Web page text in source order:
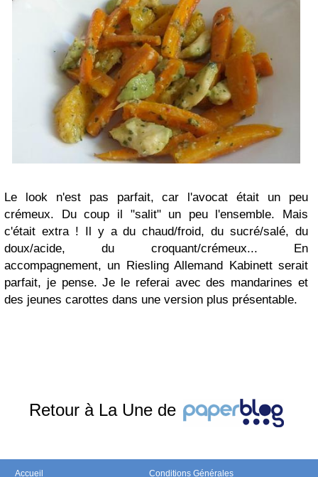
Le look n'est pas parfait, car l'avocat était un peu
crémeux. Du coup il "salit" un peu l'ensemble. Mais
c'était extra ! Il y a du chaud/froid, du sucré/salé, du
doux/acide, du croquant/crémeux... En
accompagnement, un Riesling Allemand Kabinett serait
parfait, je pense. Je le referai avec des mandarines et
des jeunes carottes dans une version plus présentable.
Retour à La Une de
Accueil Conditions Générales